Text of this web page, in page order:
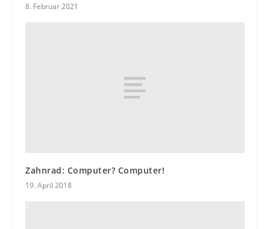
8. Februar 2021
Zahnrad: Computer? Computer!
19. April 2018